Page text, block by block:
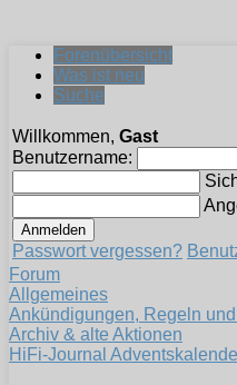
Forenübersicht
Was ist neu
Suche
Willkommen, Gast
Benutzername:
Passwort vergessen?
Forum
Allgemeines
Ankündigungen, Regeln
Archiv & alte Aktionen
HiFi-Journal